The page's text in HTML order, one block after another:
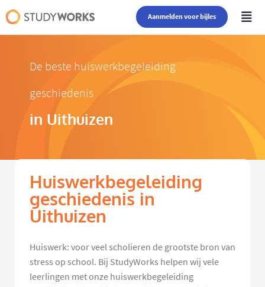
Aanmelden voor bijles
De beste huiswerkbegeleiding
geschiedenis
in Uithuizen
Huiswerkbegeleiding
geschiedenis in
Uithuizen
Huiswerk: voor veel scholieren de grootste bron van
stress op school. Bij StudyWorks helpen wij vele
leerlingen met onze huiswerkbegeleiding